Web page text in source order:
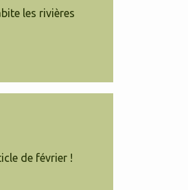
les rivières
de février !